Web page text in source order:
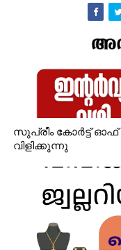
സുപ്രീം കോർട്ട് ഓഫ്
വിളിക്കുന്നു